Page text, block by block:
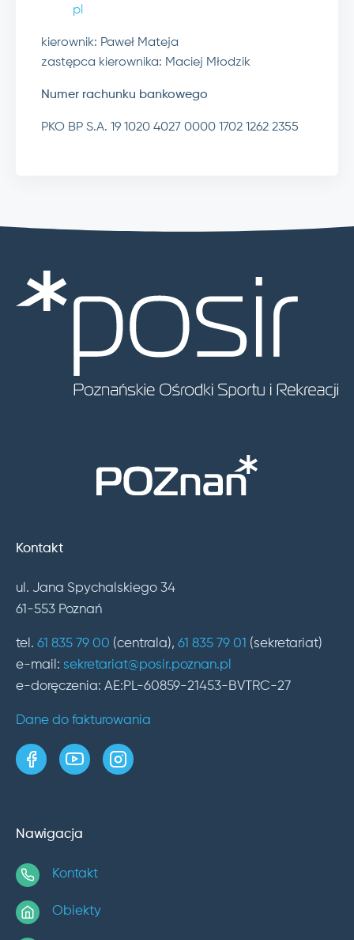
pl
kierownik: Paweł Mateja
zastępca kierownika: Maciej Młodzik
Numer rachunku bankowego
PKO BP S.A. 19 1020 4027 0000 1702 1262 2355
Kontakt
ul. Jana Spychalskiego 34
61-553 Poznań
tel. 61 835 79 00 (centrala), 61 835 79 01 (sekretariat)
e-mail: sekretariat@posir.poznan.pl
e-doręczenia: AE:PL-60859-21453-BVTRC-27
Dane do fakturowania
strona w serwisie Facebook
kanał w serwisie YouTube
profil w serwisie Instagram
Nawigacja
Kontakt
Obiekty